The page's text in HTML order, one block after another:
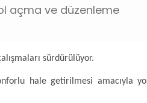
açma ve düzenleme
sürdürülüyor.
hale getirilmesi amacıyla yol